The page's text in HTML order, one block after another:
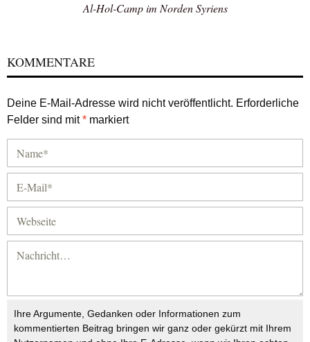
Al-Hol-Camp im Norden Syriens
KOMMENTARE
Deine E-Mail-Adresse wird nicht veröffentlicht. Erforderliche
Felder sind mit* markiert
Ihre Argumente, Gedanken oder Informationen zum
kommentierten Beitrag bringen wir ganz oder gekürzt mit Ihrem